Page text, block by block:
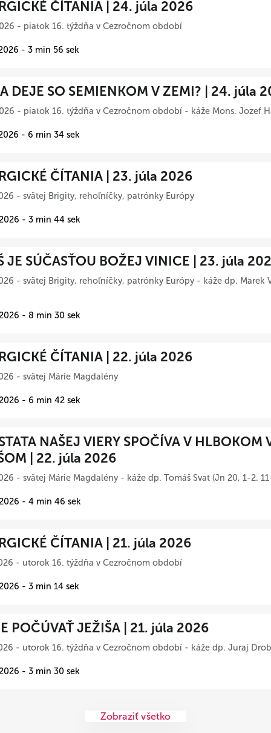
ČÍTANIA | 24. júla 2026
- piatok 16. týždňa v Cezročnom období
- 3 min 56 sek
DEJE SO SEMIENKOM V ZEMI? | 24. júla
- piatok 16. týždňa v Cezročnom období - káže Mons. Jozef
- 6 min 34 sek
ČÍTANIA | 23. júla 2026
- svätej Brigity, rehoľníčky, patrónky Európy
- 3 min 44 sek
JE SÚČASŤOU BOŽEJ VINICE | 23. júla
- svätej Brigity, rehoľníčky, patrónky Európy - káže dp. Marek
- 8 min 30 sek
ČÍTANIA | 22. júla 2026
- svätej Márie Magdalény
- 6 min 42 sek
NAŠEJ VIERY SPOČÍVA V HLBOKOM
| 22. júla 2026
- svätej Márie Magdalény - káže dp. Tomáš Svat (Jn 20, 1-2.
- 4 min 46 sek
ČÍTANIA | 21. júla 2026
- utorok 16. týždňa v Cezročnom období
- 3 min 14 sek
POČÚVAŤ JEŽIŠA | 21. júla 2026
- utorok 16. týždňa v Cezročnom období - káže dp. Juraj
- 3 min 30 sek
Zobraziť všetko